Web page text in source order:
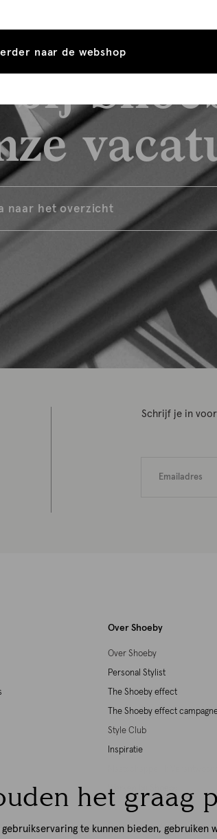
het graag
te kunnen bieden,
naar het overzicht
Schrijf je in
Over Shoeby
Over Shoeby
Personal Stylist
The Shoeby effect
The Shoeby effect
Style Club
Inspiratie
Werken bij Shoeby
Download de iOS App
Download de Android App
naar de webshop